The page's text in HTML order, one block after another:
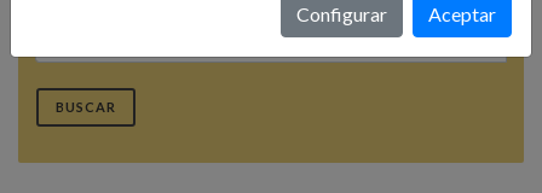
BUSCAR
Configurar Aceptar